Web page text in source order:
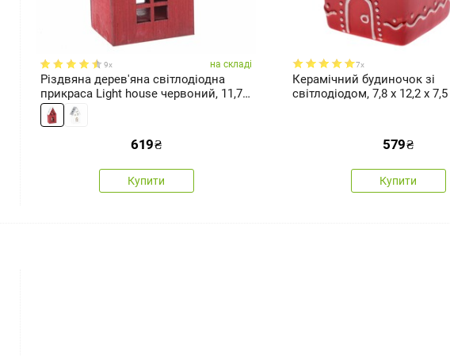
9x на складі
Різдвяна дерев'яна світлодіодна
прикраса Light house червоний, 11,7 х
21,2 х 9,7 см
619₴
Купити
7x
Керамічний будиночок зі
світлодіодом, 7,8 x 12,2 x
579₴
Купити